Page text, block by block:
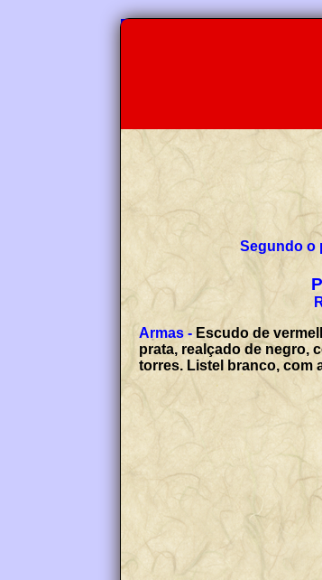
Segundo o
Armas - Escudo de
prata, realçado de negro,
torres. Listel branco, com